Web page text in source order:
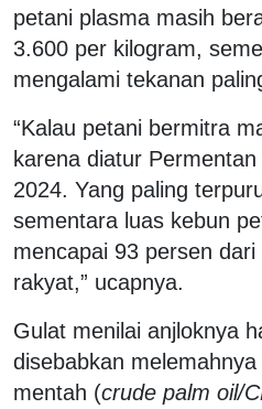
petani plasma masih
3.600 per kilogram,
mengalami tekanan
“Kalau petani bermitra
karena diatur
2024. Yang paling
sementara luas kebun
mencapai 93 persen
rakyat,” ucapnya.
Gulat menilai anjloknya
disebabkan
mentah (crude palm oil/